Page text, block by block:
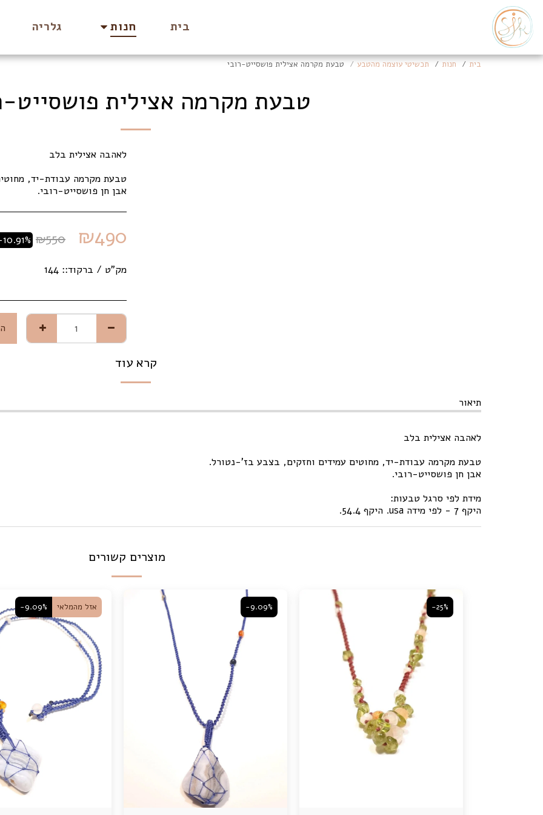
בית חנות גלריה
בית חנות תכשיטי עוצמה מהטבע טבעת מקרמה אצילית פושסייט-רובי
טבעת מקרמה אצילית פושסייט-
אבן חן פושסייט-רובי.
₪490
₪550
מק"ט / ברקוד:: 144
קרא עוד
תיאור
לאהבה אצילית בלב
טבעת מקרמה עבודת-יד, מחוטים עמידים וחזקים, בצבע בז'-נטורל.
אבן חן פושסייט-רובי.
מידת לפי סרגל טבעות:
היקף 7 - לפי מידה usa. היקף 54.4.
מוצרים קשורים
-25%
-9.09% אזל מהמלאי -9.09%